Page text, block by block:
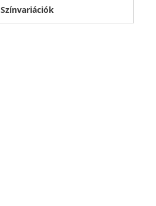
Színvariációk